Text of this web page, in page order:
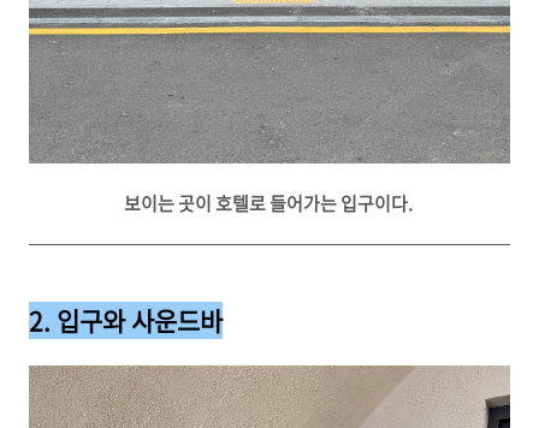
보이는 곳이 호텔로 들어가는 입구이다.
2. 입구와 사운드바